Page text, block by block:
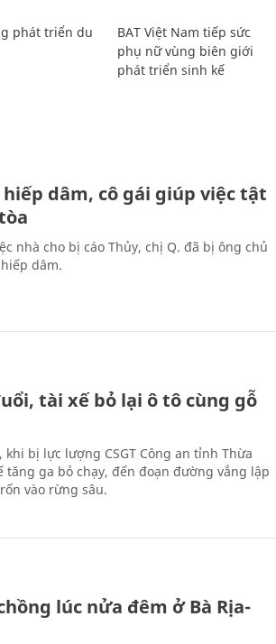
phát triển du
BAT Việt Nam tiếp sức
phụ nữ vùng biên giới
phát triển sinh kế
dâm, cô gái giúp việc tật
nhà cho bị cáo Thủy, chị Q. đã bị ông chủ
dâm.
tài xế bỏ lại ô tô cùng gỗ
bị lực lượng CSGT Công an tỉnh Thừa
tăng ga bỏ chạy, đến đoạn đường vắng lập
vào rừng sâu.
lúc nửa đêm ở Bà Rịa-